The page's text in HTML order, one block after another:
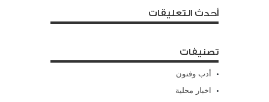
أحدث التعليقات
تصنيفات
أدب وفنون
اخبار محلية